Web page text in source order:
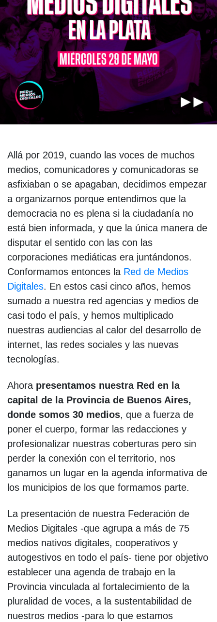
Allá por 2019, cuando las voces de muchos
medios, comunicadores y comunicadoras se
asfixiaban o se apagaban, decidimos empezar
a organizarnos porque entendimos que la
democracia no es plena si la ciudadanía no
está bien informada, y que la única manera de
disputar el sentido con las con las
corporaciones mediáticas era juntándonos.
Conformamos entonces la Red de Medios
Digitales. En estos casi cinco años, hemos
sumado a nuestra red agencias y medios de
casi todo el país, y hemos multiplicado
nuestras audiencias al calor del desarrollo de
internet, las redes sociales y las nuevas
tecnologías.
Ahora presentamos nuestra Red en la
capital de la Provincia de Buenos Aires,
donde somos 30 medios, que a fuerza de
poner el cuerpo, formar las redacciones y
profesionalizar nuestras coberturas pero sin
perder la conexión con el territorio, nos
ganamos un lugar en la agenda informativa de
los municipios de los que formamos parte.
La presentación de nuestra Federación de
Medios Digitales -que agrupa a más de 75
medios nativos digitales, cooperativos y
autogestivos en todo el país- tiene por objetivo
establecer una agenda de trabajo en la
Provincia vinculada al fortalecimiento de la
pluralidad de voces, a la sustentabilidad de
nuestros medios -para lo que estamos